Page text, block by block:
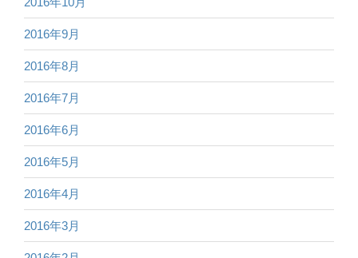
2016年9月
2016年8月
2016年7月
2016年6月
2016年5月
2016年4月
2016年3月